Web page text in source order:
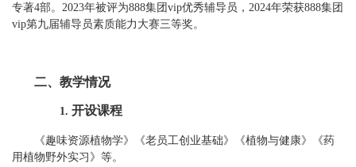
专著4部。 2023年被评为888集团vip优秀辅导员， 2024年荣获888集团
vip第九届辅导员素质能力大赛三等奖。
二、 教学情况
1. 开设课程
《趣味资源植物学》《老员工创业基础》
《植物与健康》《药
用植物野外实习》等。